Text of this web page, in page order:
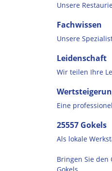
Unsere
Fachwissen
Unsere
Leidenschaft
Wir teilen Ihre
Eine
25557 Gokels
Als lokale
Bringen Sie